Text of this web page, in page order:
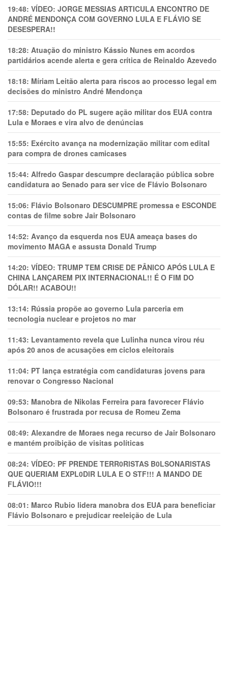
19:48: VÍDEO: JORGE MESSIAS ARTICULA ENCONTRO DE
ANDRÉ MENDONÇA COM GOVERNO LULA E FLÁVIO SE
DESESPERA!!
18:28: Atuação do ministro Kássio Nunes em acordos
partidários acende alerta e gera crítica de Reinaldo Azevedo
18:18: Míriam Leitão alerta para riscos ao processo legal em
decisões do ministro André Mendonça
17:58: Deputado do PL sugere ação militar dos EUA contra
Lula e Moraes e vira alvo de denúncias
15:55: Exército avança na modernização militar com edital
para compra de drones camicases
15:44: Alfredo Gaspar descumpre declaração pública sobre
candidatura ao Senado para ser vice de Flávio Bolsonaro
15:06: Flávio Bolsonaro DESCUMPRE promessa e ESCONDE
contas de filme sobre Jair Bolsonaro
14:52: Avanço da esquerda nos EUA ameaça bases do
movimento MAGA e assusta Donald Trump
14:20: VÍDEO: TRUMP TEM CRlSE DE PÂNlCO APÓS LULA E
CHINA LANÇAREM PIX INTERNACIONAL!! É O FIM DO
DÓLAR!! ACABOU!!
13:14: Rússia propõe ao governo Lula parceria em
tecnologia nuclear e projetos no mar
11:43: Levantamento revela que Lulinha nunca virou réu
após 20 anos de acusações em ciclos eleitorais
11:04: PT lança estratégia com candidaturas jovens para
renovar o Congresso Nacional
09:53: Manobra de Nikolas Ferreira para favorecer Flávio
Bolsonaro é frustrada por recusa de Romeu Zema
08:49: Alexandre de Moraes nega recurso de Jair Bolsonaro
e mantém proibição de visitas políticas
08:24: VÍDEO: PF PRENDE TERR0RlSTAS B0LSONARlSTAS
QUE QUERIAM EXPL0DlR LULA E O STF!!! A MANDO DE
FLÁVIO!!!
08:01: Marco Rubio lidera manobra dos EUA para beneficiar
Flávio Bolsonaro e prejudicar reeleição de Lula